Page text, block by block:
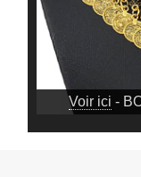
Voir ici -